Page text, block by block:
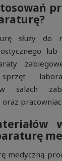
służy do
salach
medyczną